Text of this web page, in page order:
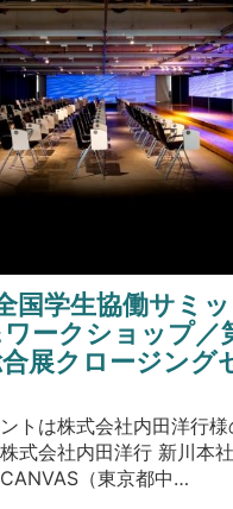
国学生協働サミ
ークショップ／
展クロージング
トは株式会社内田洋行
式会社内田洋行 新川本
（東京都中…